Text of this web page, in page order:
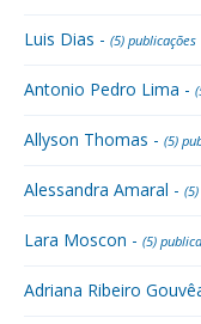
Luis Dias - (5) publicações
Antonio Pedro Lima -
Allyson Thomas - (5)
Alessandra Amaral -
Lara Moscon - (5)
Adriana Ribeiro